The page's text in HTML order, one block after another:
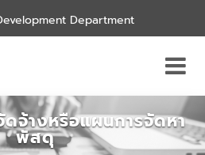
Department
จ้างหรือแผนการจัดหา
พัสดุ